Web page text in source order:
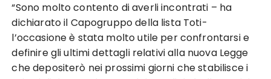
“Sono molto contento di averli incontrati – ha
dichiarato il Capogruppo della lista Toti-
l’occasione è stata molto utile per confrontarsi e
definire gli ultimi dettagli relativi alla nuova Legge
che depositerò nei prossimi giorni che stabilisce i